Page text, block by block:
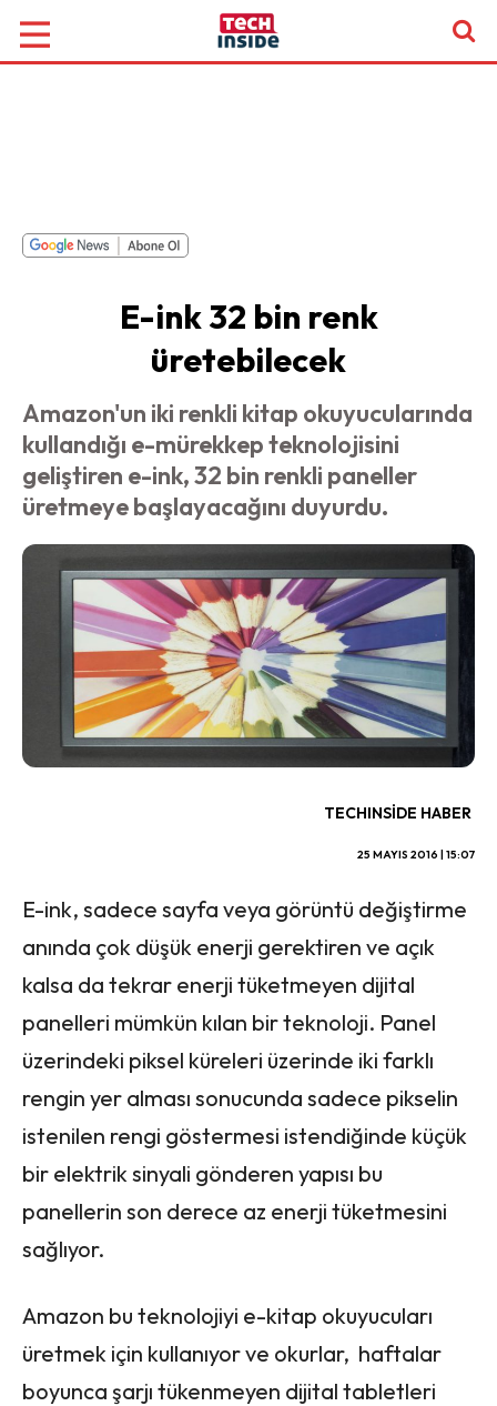
E-ink 32 bin renk
üretebilecek
Amazon'un iki renkli kitap okuyucularında
kullandığı e-mürekkep teknolojisini
geliştiren e-ink, 32 bin renkli paneller
üretmeye başlayacağını duyurdu.
TECHINSIDE HABER
25 MAYIS 2016 | 15:07
E-ink, sadece sayfa veya görüntü değiştirme
anında çok düşük enerji gerektiren ve açık
kalsa da tekrar enerji tüketmeyen dijital
panelleri mümkün kılan bir teknoloji. Panel
üzerindeki piksel küreleri üzerinde iki farklı
rengin yer alması sonucunda sadece pikselin
istenilen rengi göstermesi istendiğinde küçük
bir elektrik sinyali gönderen yapısı bu
panellerin son derece az enerji tüketmesini
sağlıyor.
Amazon bu teknolojiyi e-kitap okuyucuları
üretmek için kullanıyor ve okurlar, haftalar
boyunca şarjı tükenmeyen dijital tabletleri